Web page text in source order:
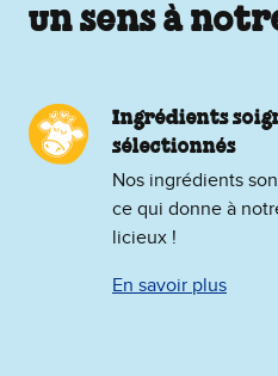
un sens à
Ingrédients
sélectionnés
Nos ingrédients
ce qui donne à
licieux !
En savoir plus